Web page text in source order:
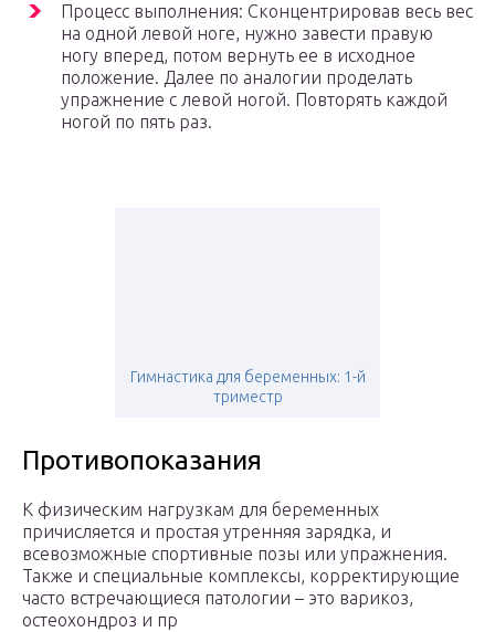
Процесс выполнения: Сконцентрировав весь вес
на одной левой ноге, нужно завести правую
ногу вперед, потом вернуть ее в исходное
положение. Далее по аналогии проделать
упражнение с левой ногой. Повторять каждой
ногой по пять раз.
Гимнастика для беременных: 1-й
триместр
Противопоказания
К физическим нагрузкам для беременных
причисляется и простая утренняя зарядка, и
всевозможные спортивные позы или упражнения.
Также и специальные комплексы, корректирующие
часто встречающиеся патологии – это варикоз,
остеохондроз и пр